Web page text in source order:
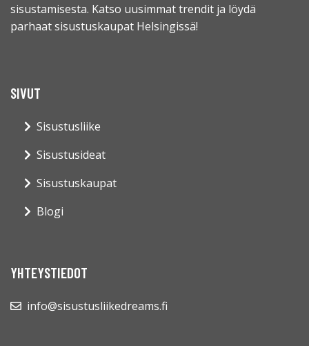
sisustamisesta. Katso uusimmat trendit ja löydä
parhaat sisustuskaupat Helsingissä!
SIVUT
Sisustusliike
Sisustusideat
Sisustuskaupat
Blogi
YHTEYSTIEDOT
info@sisustusliikedreams.fi